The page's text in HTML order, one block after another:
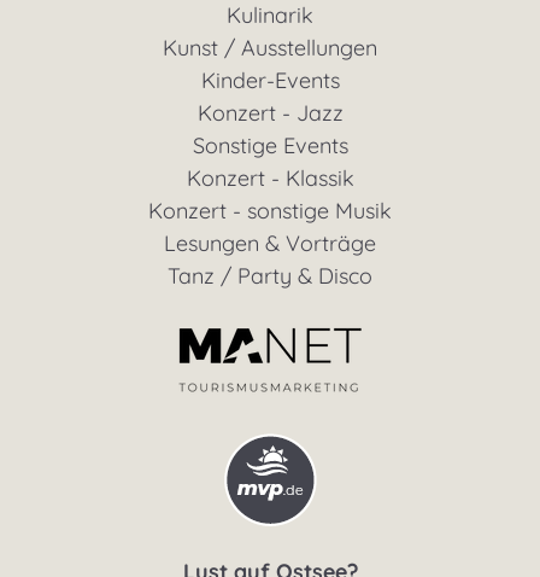
Kulinarik
Kunst / Ausstellungen
Kinder-Events
Konzert - Jazz
Sonstige Events
Konzert - Klassik
Konzert - sonstige Musik
Lesungen & Vorträge
Tanz / Party & Disco